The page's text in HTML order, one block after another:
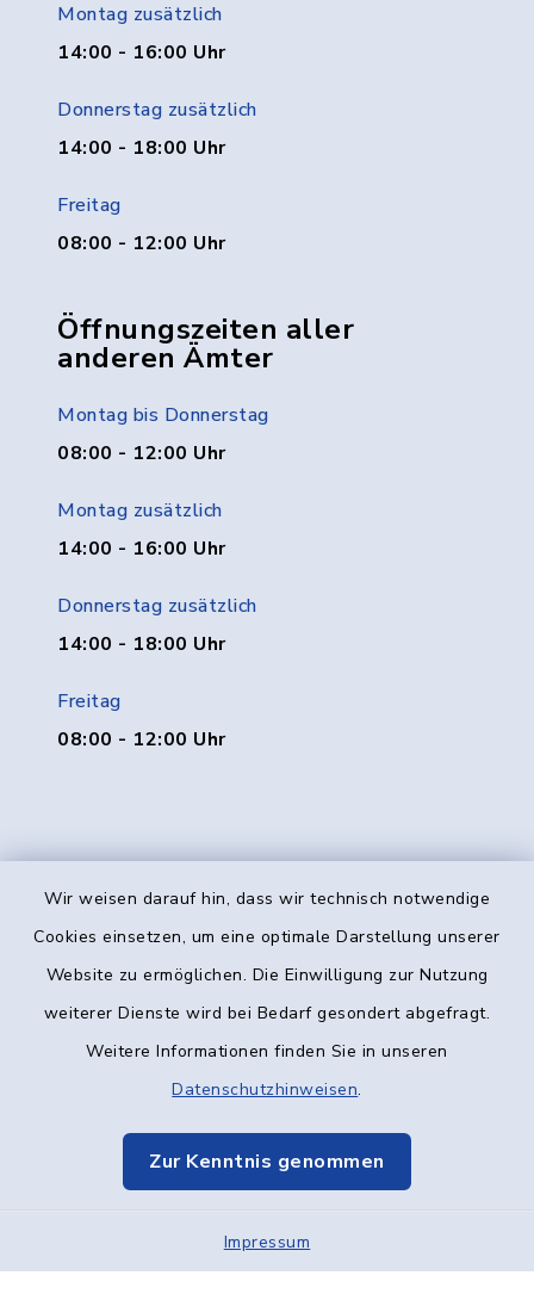
Wir weisen darauf hin, dass wir technisch notwendige
Cookies einsetzen, um eine optimale Darstellung unserer
Website zu ermöglichen. Die Einwilligung zur Nutzung
weiterer Dienste wird bei Bedarf gesondert abgefragt.
Weitere Informationen finden Sie in unseren
Datenschutzhinweisen.
Zur Kenntnis genommen
Impressum
Montag zusätzlich
14:00 - 16:00 Uhr
Donnerstag zusätzlich
14:00 - 18:00 Uhr
Freitag
08:00 - 12:00 Uhr
Öffnungszeiten aller
anderen Ämter
Montag bis Donnerstag
08:00 - 12:00 Uhr
Montag zusätzlich
14:00 - 16:00 Uhr
Donnerstag zusätzlich
14:00 - 18:00 Uhr
Freitag
08:00 - 12:00 Uhr
Kontakt
Datenschutz
Elektronische Kommunikation
Sitemap